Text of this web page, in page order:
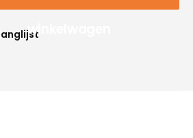
winkelwagen